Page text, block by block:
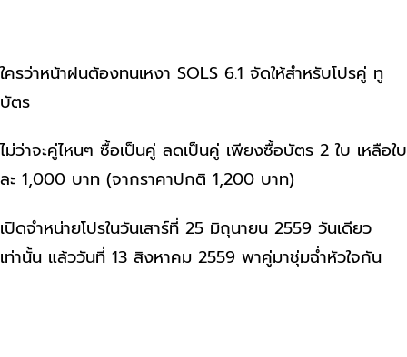
ใครว่าหน้าฝนต้องทนเหงา SOLS 6.1 จัดให้สำหรับโปรคู่ ทู
บัตร
ไม่ว่าจะคู่ไหนๆ ซื้อเป็นคู่ ลดเป็นคู่ เพียงซื้อบัตร 2 ใบ เหลือใบ
ละ 1,000 บาท (จากราคาปกติ 1,200 บาท)
เปิดจำหน่ายโปรในวันเสาร์ที่ 25 มิถุนายน 2559 วันเดียว
เท่านั้น แล้ววันที่ 13 สิงหาคม 2559 พาคู่มาชุ่มฉ่ำหัวใจกัน